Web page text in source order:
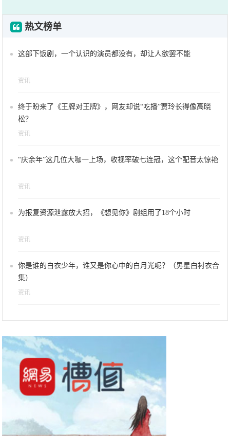
热文榜单
这部下饭剧，一个认识的演员都没有，却让人欲罢不能
资讯
终于盼来了《王牌对王牌》，网友却说“吃播”贾玲长得像高晓
松？
资讯
“庆余年”这几位大咖一上场，收视率破七连冠，这个配音太惊艳
资讯
为报复资源泄露放大招，《想见你》剧组用了18个小时
资讯
你是谁的白衣少年，谁又是你心中的白月光呢？（男星白衬衣合
集）
资讯